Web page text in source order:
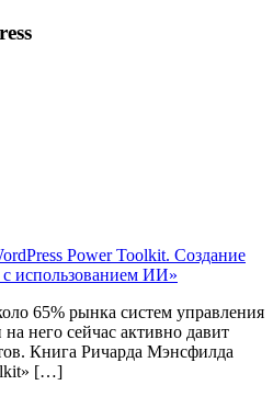
Power Toolkit. Создание
с использованием ИИ»
65% рынка систем управления
него сейчас активно давит
Книга Ричарда Мэнсфилда
[…]